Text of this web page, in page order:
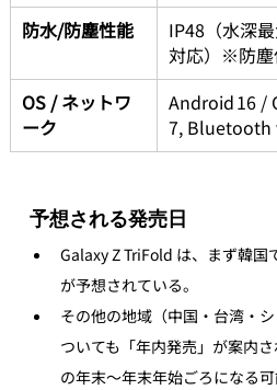
防水/防塵性能
IP48（水深
対応）※防塵
OS / ネットワ
ーク
Android 16 /
7, Bluetooth
予想される発売日
Galaxy Z TriFold は、まず韓国
が予想されている。
その他の地域（中国・台湾・
ついても「年内発売」が案内
の年末〜年末年始ごろになる可